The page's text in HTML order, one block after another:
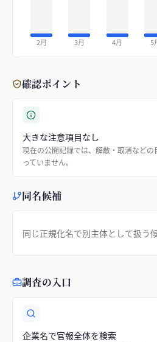
2月 3月 4月 5
確認ポイント
大きな注意項目なし
現在の公開記録では、解散・取消など
っていません。
同名候補
同じ正規化名で別主体として扱う
調査の入口
企業名で官報全体を検索